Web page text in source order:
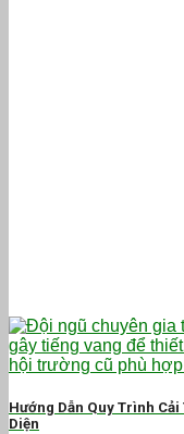
Hướng Dẫn Quy Trình Cải
Diện